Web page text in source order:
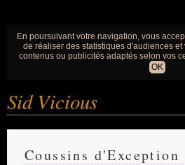
En poursuivant votre navigation, vous
de réaliser des statistiques d'audiences
contenus ou publicités adaptés selon vos
OK
Sid Vicious
Coussins d'Exception